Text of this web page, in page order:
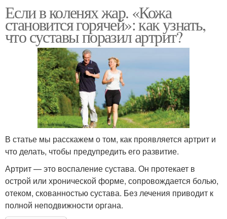
Если в коленях жар. «Кожа
становится горячей»: как узнать,
что суставы поразил артрит?
В статье мы расскажем о том, как проявляется артрит и
что делать, чтобы предупредить его развитие.
Артрит — это воспаление сустава. Он протекает в
острой или хронической форме, сопровождается болью,
отеком, скованностью сустава. Без лечения приводит к
полной неподвижности органа.